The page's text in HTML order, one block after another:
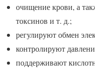
очищение крови, а
токсинов и т. д.;
регулируют обмен
контролируют
поддерживают